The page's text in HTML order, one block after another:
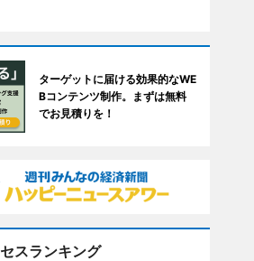
ターゲットに届ける効果的なWE
Bコンテンツ制作。まずは無料
でお見積りを！
スランキング